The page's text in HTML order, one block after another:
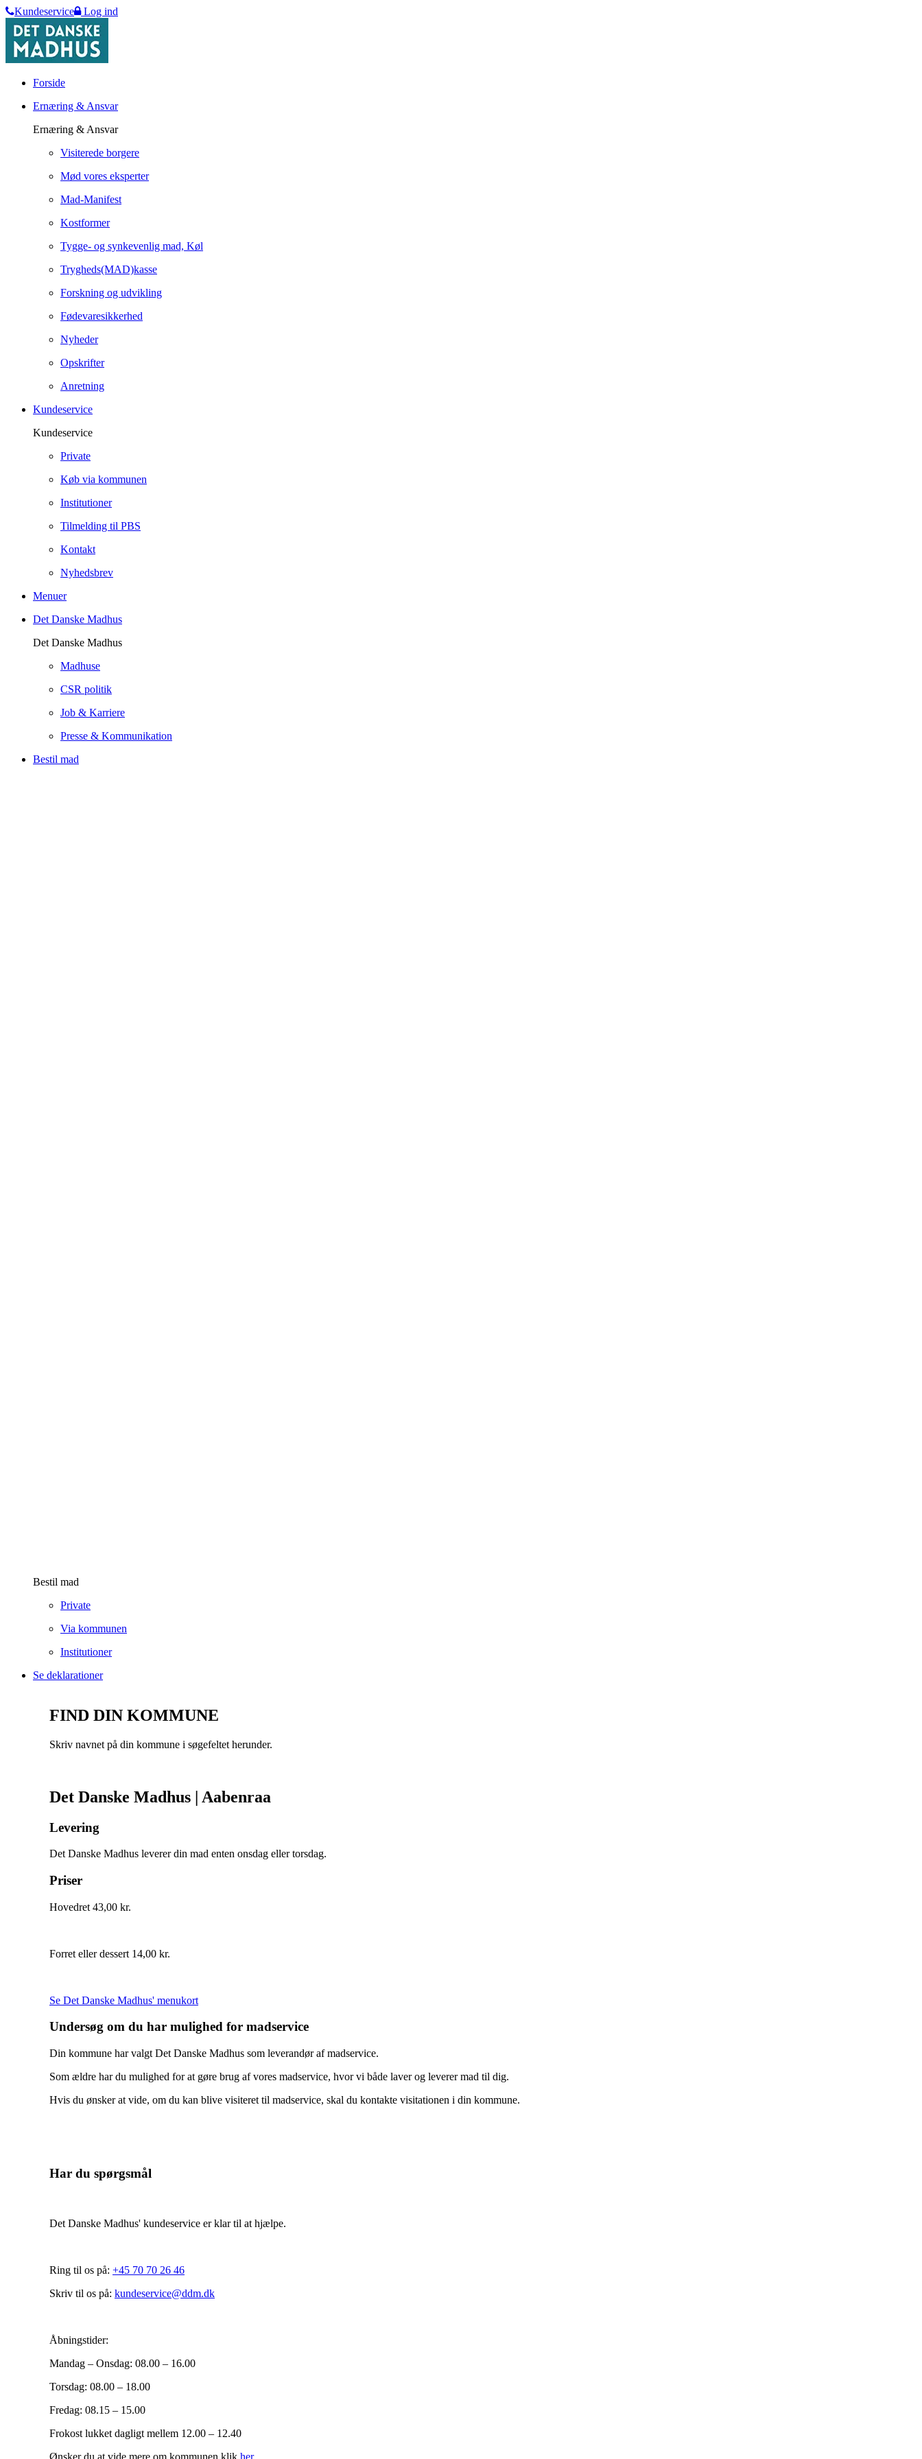
Kundeservice Log ind
Forside
Ernæring & Ansvar
Ernæring & Ansvar
Visiterede borgere
Mød vores eksperter
Mad-Manifest
Kostformer
Tygge- og synkevenlig mad, Køl
Trygheds(MAD)kasse
Forskning og udvikling
Fødevaresikkerhed
Nyheder
Opskrifter
Anretning
Kundeservice
Kundeservice
Private
Køb via kommunen
Institutioner
Tilmelding til PBS
Kontakt
Nyhedsbrev
Menuer
Det Danske Madhus
Det Danske Madhus
Madhuse
CSR politik
Job & Karriere
Presse & Kommunikation
Bestil mad
Bestil mad
Private
Via kommunen
Institutioner
Se deklarationer
FIND DIN KOMMUNE
Skriv navnet på din kommune i søgefeltet herunder.
Det Danske Madhus | Aabenraa
Levering
Det Danske Madhus leverer din mad enten onsdag eller torsdag.
Priser
Hovedret 43,00 kr.
Forret eller dessert 14,00 kr.
Se Det Danske Madhus' menukort
Undersøg om du har mulighed for madservice
Din kommune har valgt Det Danske Madhus som leverandør af madservice.
Som ældre har du mulighed for at gøre brug af vores madservice, hvor vi både laver og leverer mad til dig.
Hvis du ønsker at vide, om du kan blive visiteret til madservice, skal du kontakte visitationen i din kommune.
Har du spørgsmål
Det Danske Madhus' kundeservice er klar til at hjælpe.
Ring til os på: +45 70 70 26 46
Skriv til os på: kundeservice@ddm.dk
Åbningstider:
Mandag – Onsdag: 08.00 – 16.00
Torsdag: 08.00 – 18.00
Fredag: 08.15 – 15.00
Frokost lukket dagligt mellem 12.00 – 12.40
Ønsker du at vide mere om kommunen klik her